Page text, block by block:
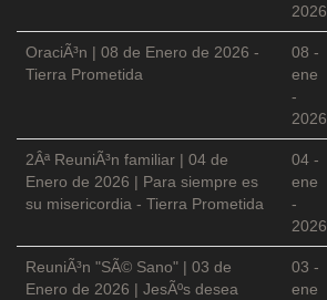
2026
OraciÃ³n | 08 de Enero de 2026 -
Tierra Prometida
08 -
ene
-
2026
2Âª ReuniÃ³n familiar | 04 de
Enero de 2026 | Para siempre es
su misericordia - Tierra Prometida
04 -
ene
-
2026
ReuniÃ³n "SÃ© Sano" | 03 de
Enero de 2026 | JesÃºs desea
03 -
ene